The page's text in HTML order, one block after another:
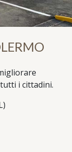
i cittadini.